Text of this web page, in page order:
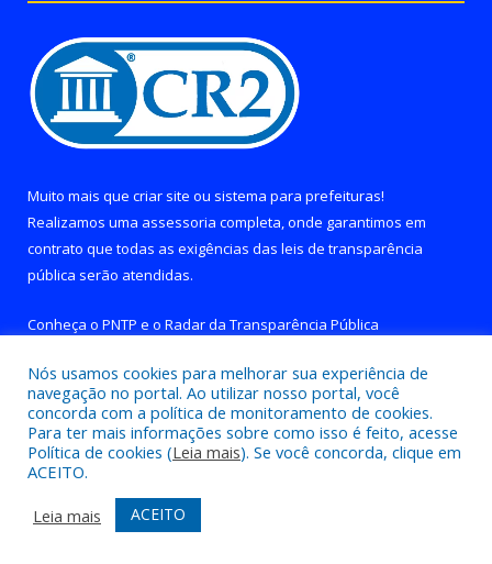
Muito mais que criar site ou sistema para prefeituras!
Realizamos uma assessoria completa, onde garantimos em
contrato que todas as exigências das leis de transparência
pública serão atendidas.
Conheça o PNTP e o Radar da Transparência Pública
Todos os direitos reservados a Prefeitura de Brejo Grande do
Araguaia.
Mapa do Site
Acessar Área Administrativa
Acessar Webmail
Nós usamos cookies para melhorar sua experiência de
navegação no portal. Ao utilizar nosso portal, você
concorda com a política de monitoramento de cookies.
Para ter mais informações sobre como isso é feito, acesse
Política de cookies (Leia mais). Se você concorda, clique em
ACEITO.
Leia mais
ACEITO